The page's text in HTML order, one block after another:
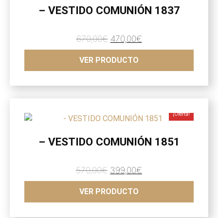
– VESTIDO COMUNIÓN 1837
670,00€ El
precio
original
670,00€.
470,00€El
precio
470,00€.
VER PRODUCTO
¡Oferta!
– VESTIDO COMUNIÓN 1851
570,00€ El
precio
original
399,00€
precio
VER PRODUCTO